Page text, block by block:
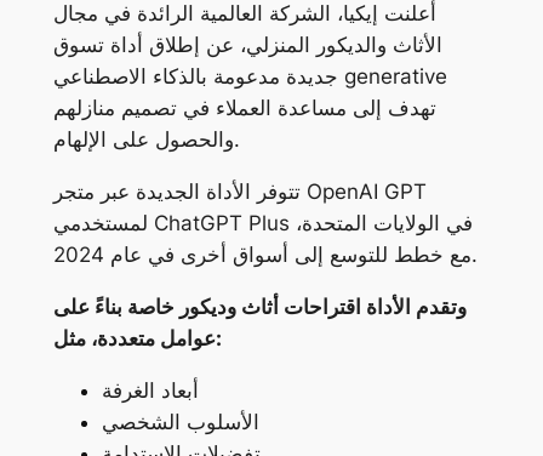
أعلنت إيكيا، الشركة العالمية الرائدة في مجال
الأثاث والديكور المنزلي، عن إطلاق أداة تسوق
جديدة مدعومة بالذكاء الاصطناعي generative
تهدف إلى مساعدة العملاء في تصميم منازلهم
والحصول على الإلهام.
تتوفر الأداة الجديدة عبر متجر OpenAI GPT
لمستخدمي ChatGPT Plus في الولايات المتحدة،
مع خطط للتوسع إلى أسواق أخرى في عام 2024.
وتقدم الأداة اقتراحات أثاث وديكور خاصة بناءً على
عوامل متعددة، مثل:
أبعاد الغرفة
الأسلوب الشخصي